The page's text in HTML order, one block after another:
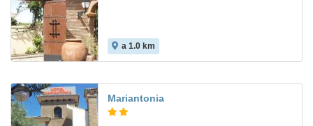
a 1.0 km
Mariantonia